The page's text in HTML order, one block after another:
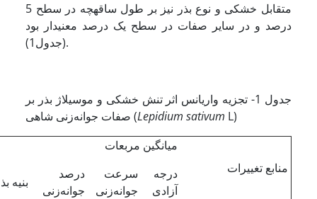
متقابل خشکی و نوع بذر نیز بر طول ساقه­چه در سطح 5
درصد و در سایر صفات در سطح یک درصد معنی­دار بود
(جدول1).
جدول 1- تجزیه واریانس اثر تنش خشکی و موسیلاژ بذر بر
صفات جوانه‌زنی شاهی (Lepidium sativum L)
منابع تغییرات
میانگین مربعات
درجه
آزادی
سرعت
جوانه‌زنی
درصد
جوانه‌زنی
بنیه